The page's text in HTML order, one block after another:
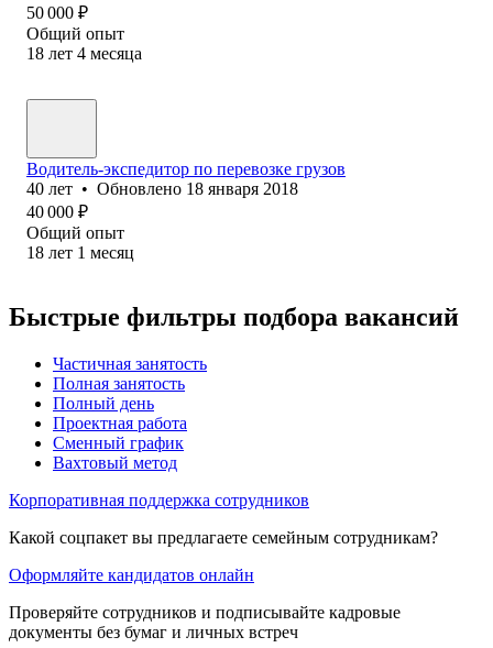
50 000 ₽
Общий опыт
18 лет 4 месяца
Водитель-экспедитор по перевозке грузов
40 лет • Обновлено 18 января 2018
40 000 ₽
Общий опыт
18 лет 1 месяц
Быстрые фильтры подбора вакансий
Частичная занятость
Полная занятость
Полный день
Проектная работа
Сменный график
Вахтовый метод
Корпоративная поддержка сотрудников
Какой соцпакет вы предлагаете семейным сотрудникам?
Оформляйте кандидатов онлайн
Проверяйте сотрудников и подписывайте кадровые
документы без бумаг и личных встреч